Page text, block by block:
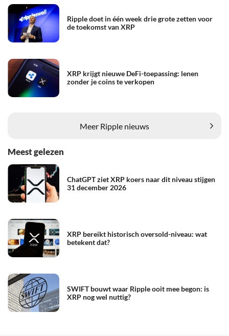
Ripple doet in één week drie grote zetten voor
de toekomst van XRP
XRP krijgt nieuwe DeFi-toepassing: lenen
zonder je coins te verkopen
Meer Ripple nieuws
Meest gelezen
ChatGPT ziet XRP koers naar dit niveau stijgen
31 december 2026
XRP bereikt historisch oversold-niveau: wat
betekent dat?
SWIFT bouwt waar Ripple ooit mee begon: is
XRP nog wel nuttig?